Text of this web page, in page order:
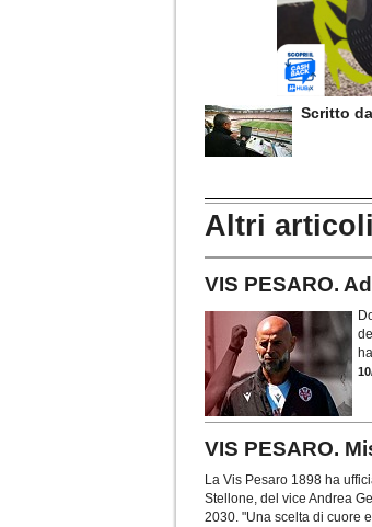
Scritto da
Altri
VIS PESARO.
VIS PESARO.
La Vis Pesaro 1898 ha
Stellone, del vice Andrea
2030. "Una scelta di cuore